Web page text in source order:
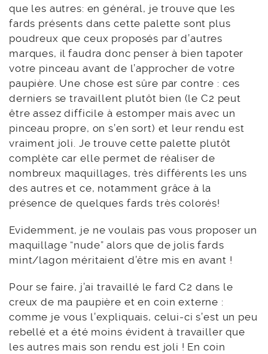
que les autres: en général, je trouve que les
fards présents dans cette palette sont plus
poudreux que ceux proposés par d’autres
marques, il faudra donc penser à bien tapoter
votre pinceau avant de l’approcher de votre
paupière. Une chose est sûre par contre : ces
derniers se travaillent plutôt bien (le C2 peut
être assez difficile à estomper mais avec un
pinceau propre, on s’en sort) et leur rendu est
vraiment joli. Je trouve cette palette plutôt
complète car elle permet de réaliser de
nombreux maquillages, très différents les uns
des autres et ce, notamment grâce à la
présence de quelques fards très colorés!
Evidemment, je ne voulais pas vous proposer un
maquillage “nude” alors que de jolis fards
mint/lagon méritaient d’être mis en avant !
Pour se faire, j’ai travaillé le fard C2 dans le
creux de ma paupière et en coin externe :
comme je vous l’expliquais, celui-ci s’est un peu
rebellé et a été moins évident à travailler que
les autres mais son rendu est joli ! En coin